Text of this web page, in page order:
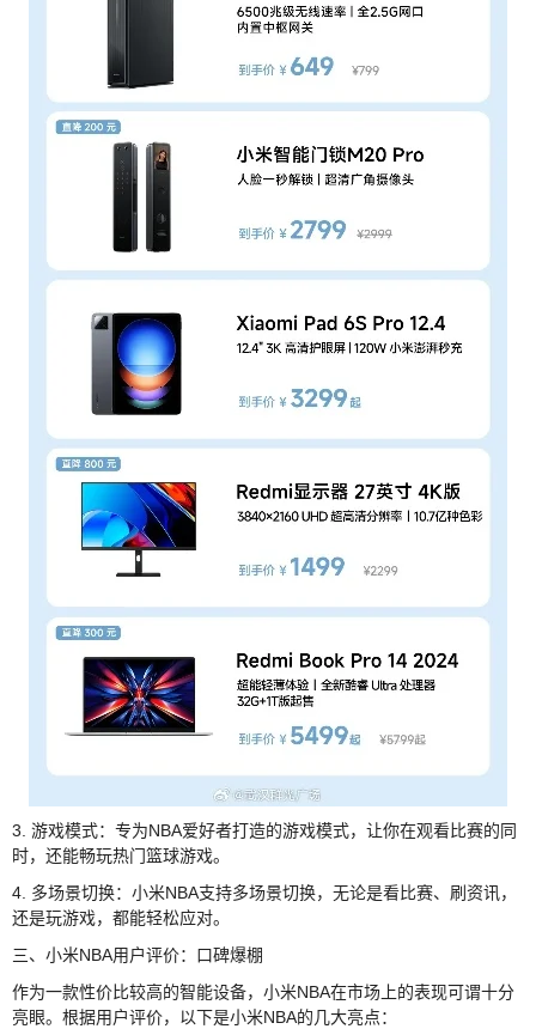
3. 游戏模式：专为NBA爱好者打造的游戏模式，让你在观看比赛的同
时，还能畅玩热门篮球游戏。
4. 多场景切换：小米NBA支持多场景切换，无论是看比赛、刷资讯，
还是玩游戏，都能轻松应对。
三、小米NBA用户评价：口碑爆棚
作为一款性价比较高的智能设备，小米NBA在市场上的表现可谓十分
亮眼。根据用户评价，以下是小米NBA的几大亮点：